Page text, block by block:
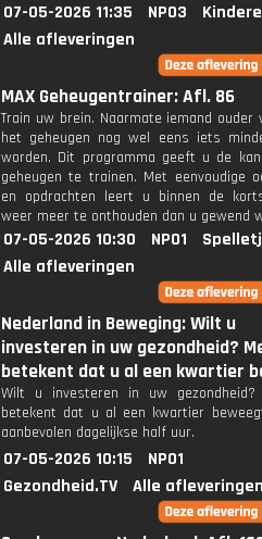
07-05-2026 11:35 NPO3
Alle afleveringen
MAX Geheugentrainer: Afl. 86
Train uw brein. Naarmate iemand ouder
het geheugen nog wel eens iets
worden. Dit programma geeft u de
geheugen te trainen. Met eenvoudige
en opdrachten leert u binnen de
weer meer te onthouden dan u gewend
07-05-2026 10:30 NPO1
Alle afleveringen
Nederland in Beweging: Wilt u
investeren in uw gezondheid?
betekent dat u al een kwartier
Wilt u investeren in uw gezondheid?
betekent dat u al een kwartier
aanbevolen dagelijkse half uur.
07-05-2026 10:15
NPO1
Gezondheid.TV
Alle